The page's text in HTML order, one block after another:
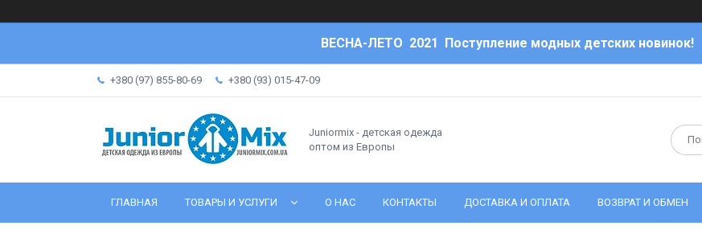
ВЕСНА-ЛЕТО 2021 Поступление модных детских новинок!
+380 (97) 855-80-69 +380 (93) 015-47-09
Juniormix - детская одежда
оптом из Европы
ГЛАВНАЯ ТОВАРЫ И УСЛУГИ О НАС КОНТАКТЫ ДОСТАВКА И ОПЛАТА ВОЗВРАТ И ОБМЕН